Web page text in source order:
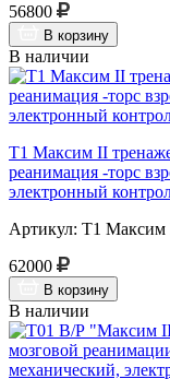
56800
В корзину
В наличии
Т1 Максим II
реанимация -торс
электронный
Артикул: Т1 Максим
62000
В корзину
В наличии